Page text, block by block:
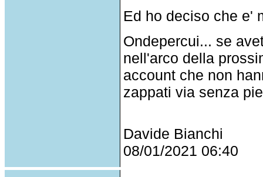
Ed ho deciso che e'
Ondepercui... se
nell'arco della
account che non
zappati via senza
Davide Bianchi
08/01/2021 06:40